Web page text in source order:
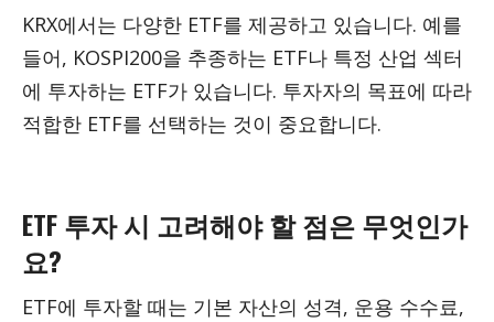
KRX에서는 다양한 ETF를 제공하고 있습니다. 예를
들어, KOSPI200을 추종하는 ETF나 특정 산업 섹터
에 투자하는 ETF가 있습니다. 투자자의 목표에 따라
적합한 ETF를 선택하는 것이 중요합니다.
ETF 투자 시 고려해야 할 점은 무엇인가
요?
ETF에 투자할 때는 기본 자산의 성격, 운용 수수료,